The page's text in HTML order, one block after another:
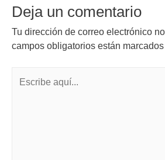
Deja un comentario
Tu dirección de correo electrónico
campos obligatorios están